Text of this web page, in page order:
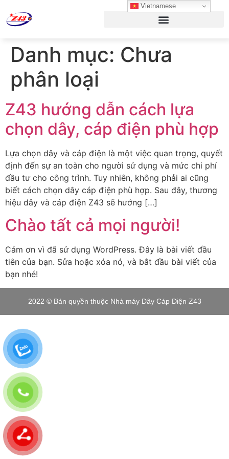
Danh mục: Chưa
phân loại
Z43 hướng dẫn cách lựa
chọn dây, cáp điện phù hợp
Lựa chọn dây và cáp điện là một việc quan trọng, quyết
định đến sự an toàn cho người sử dụng và mức chi phí
đầu tư cho công trình. Tuy nhiên, không phải ai cũng
biết cách chọn dây cáp điện phù hợp. Sau đây, thương
hiệu dây và cáp điện Z43 sẽ hướng […]
Chào tất cả mọi người!
Cảm ơn vì đã sử dụng WordPress. Đây là bài viết đầu
tiên của bạn. Sửa hoặc xóa nó, và bắt đầu bài viết của
bạn nhé!
2022 © Bản quyền thuộc Nhà máy Dây Cáp Điện Z43
Vietnamese